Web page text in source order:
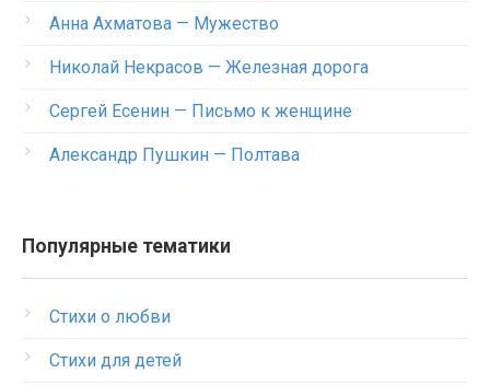
Анна Ахматова — Мужество
Николай Некрасов — Железная дорога
Сергей Есенин — Письмо к женщине
Александр Пушкин — Полтава
Популярные тематики
Стихи о любви
Стихи для детей